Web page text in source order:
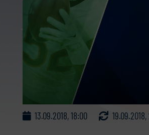
13.09.2018, 18:00